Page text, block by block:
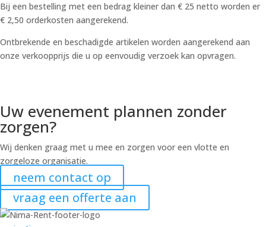
Bij een bestelling met een bedrag kleiner dan € 25 netto worden er
€ 2,50 orderkosten aangerekend.
Ontbrekende en beschadigde artikelen worden aangerekend aan
onze verkoopprijs die u op eenvoudig verzoek kan opvragen.
Uw evenement plannen zonder
zorgen?
Wij denken graag met u mee en zorgen voor een vlotte en
zorgeloze organisatie.
neem contact op
vraag een offerte aan